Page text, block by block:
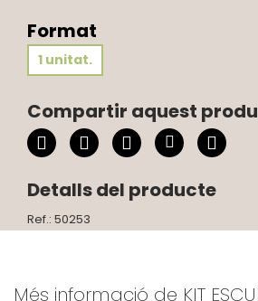
Format
1 unitat.
Compartir aquest
Detalls del producte
Ref.: 50253
Més informació de KIT